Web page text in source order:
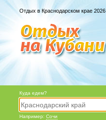
Отдых в Краснодарском крае 2026
Куда едем?
Например: Сочи